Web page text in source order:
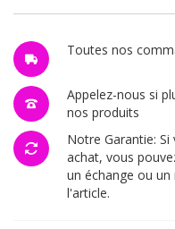
Toutes nos
Appelez-nous si
nos produits
Notre Garantie:
achat, vous
un échange ou
l'article.